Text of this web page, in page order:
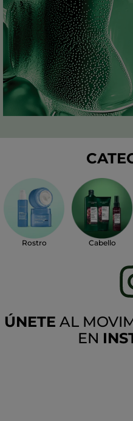
Rostro Cabello
ÚNETE AL
EN